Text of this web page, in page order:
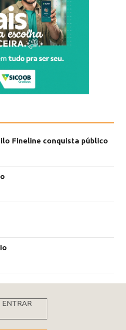
Fineline conquista público
ENTRAR